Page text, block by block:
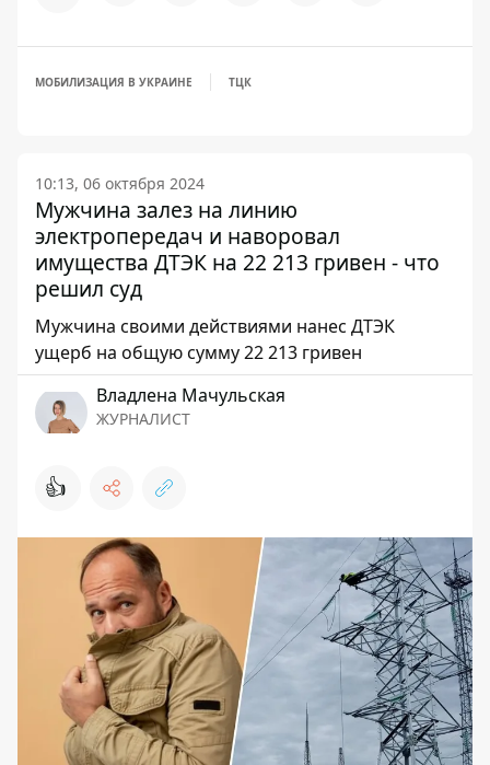
МОБИЛИЗАЦИЯ В УКРАИНЕ ТЦК
10:13, 06 октября 2024
Мужчина залез на линию
электропередач и наворовал
имущества ДТЭК на 22 213 гривен - что
решил суд
Мужчина своими действиями нанес ДТЭК
ущерб на общую сумму 22 213 гривен
Владлена Мачульская
ЖУРНАЛИСТ
👍